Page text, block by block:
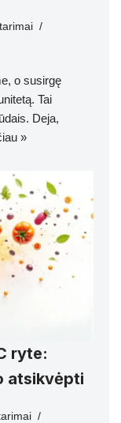
o susirgę
Tai
Deja,
»
ryte:
atsikvėpti